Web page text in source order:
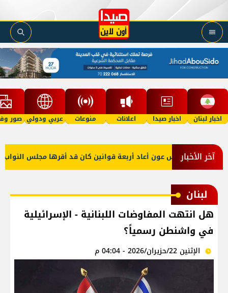
اخبار لبنان اخبار صيدا اعلانات منوعات عربي ودولي صور
آخر الأخبار
الرئيس عون أعاد أربعة قوانين كان قد أقرها مجلس النواب
لبنان
هل انتهت المفاوضات اللبنانية - الإسرائيلية
في واشنطن رسمياً؟
الإثنين 22/حزيران/2026 - 04:04 م